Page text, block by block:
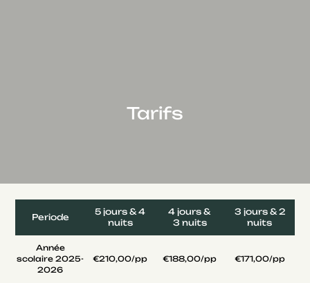
Tarifs
Periode
5 jours & 4
nuits
4 jours &
3 nuits
3 jours & 2
nuits
Année
scolaire 2025-
2026
€210,00/pp €188,00/pp €171,00/pp